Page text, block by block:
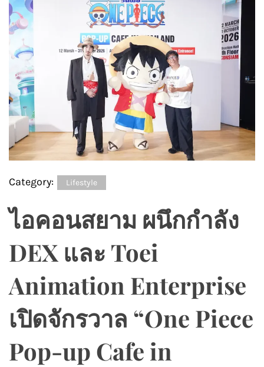
Category: Lifestyle
ไอคอนสยาม ผนึกกำลัง
DEX และ Toei
Animation Enterprise
เปิดจักรวาล “One Piece
Pop-up Cafe in